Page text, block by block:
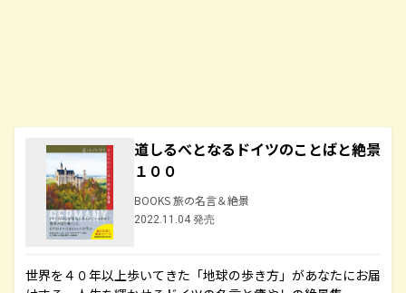
道しるべとなるドイツのことばと絶景
１００
BOOKS 旅の名言＆絶景
2022.11.04 発売
世界を４０年以上歩いてきた「地球の歩き方」があなたにお届